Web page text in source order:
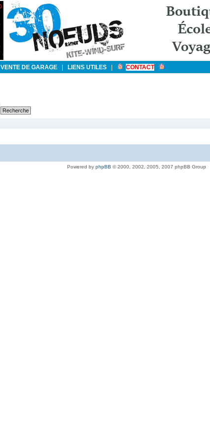
VENTE DE GARAGE LIENS UTILES CONTACT
Powered by phpBB © 2000, 2002, 2005, 2007 phpBB Group